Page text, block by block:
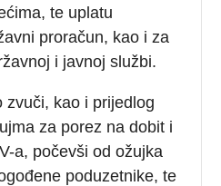
te uplatu
proračun, kao i za
i javnoj službi.
zvuči, kao i prijedlog
za porez na dobit i
a, počevši od ožujka
poduzetnike, te